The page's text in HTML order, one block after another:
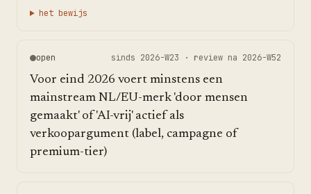
het bewijs
open sinds 2026-W23 · review na 2026-W52
Voor eind 2026 voert minstens een
mainstream NL/EU-merk 'door mensen
gemaakt' of 'AI-vrij' actief als
verkoopargument (label, campagne of
premium-tier)